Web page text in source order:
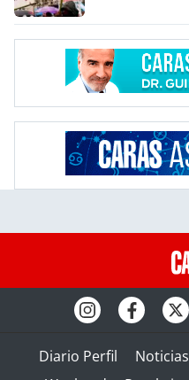
Diario Perfil Noticias